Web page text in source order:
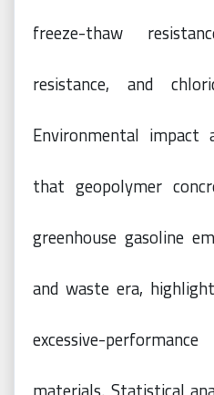
freeze-thaw
resistance, and
Environmental impact
that geopolymer
greenhouse gasoline
and waste era,
excessive-